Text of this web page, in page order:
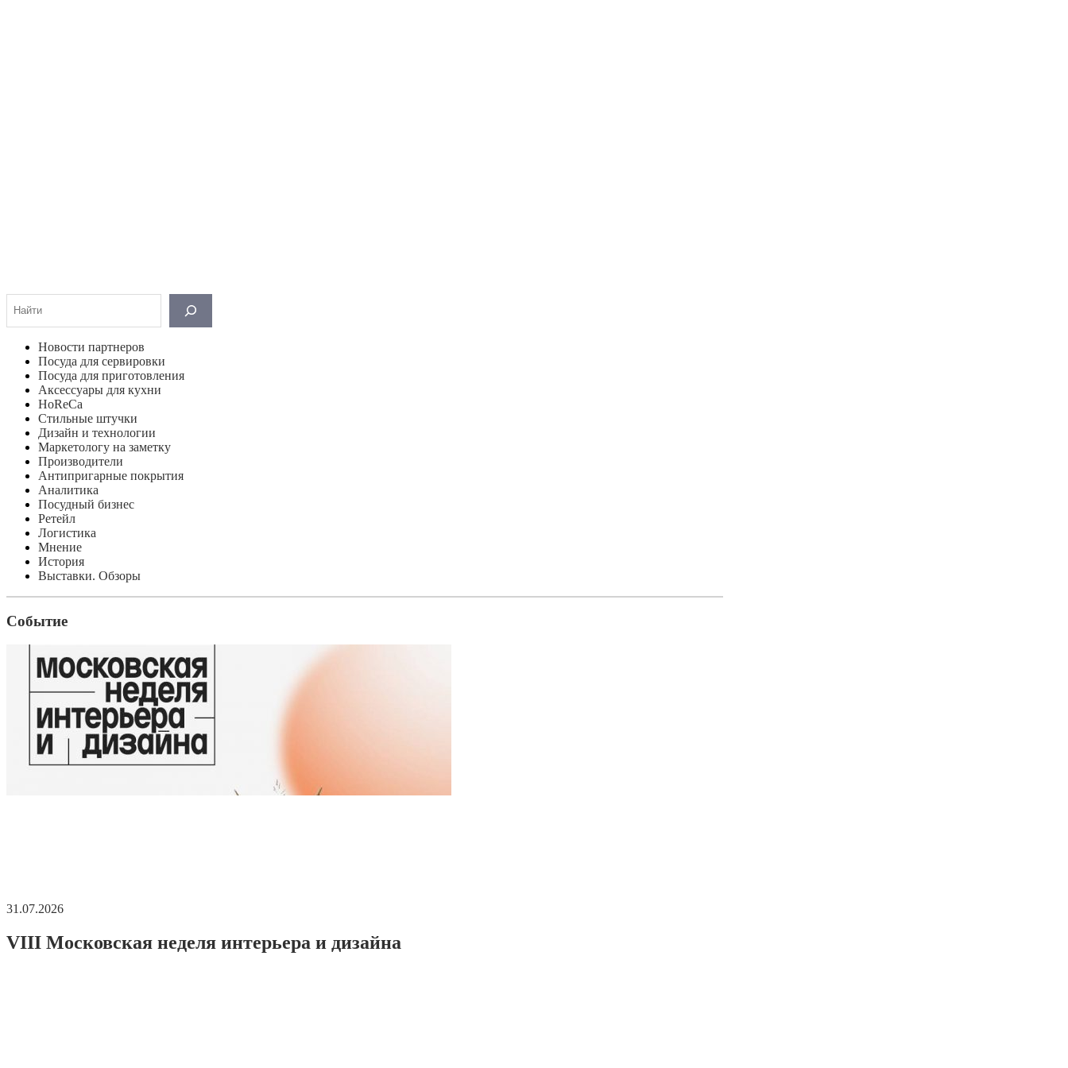
Новости партнеров
Посуда для сервировки
Посуда для приготовления
Аксессуары для кухни
HoReCa
Стильные штучки
Дизайн и технологии
Маркетологу на заметку
Производители
Антипригарные покрытия
Аналитика
Посудный бизнес
Ретейл
Логистика
Мнение
История
Выставки. Обзоры
Событие
31.07.2026
VIII Московская неделя интерьера и дизайна